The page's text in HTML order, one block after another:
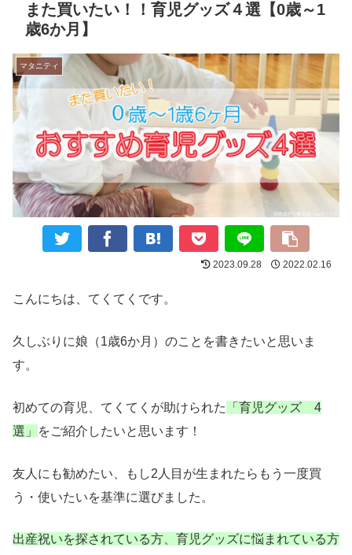
また買いたい！！育児グッズ４選【0歳～1
歳6か月】
マタニティ
2023.09.28 2022.02.16
こんにちは、てくてくです。
久しぶりに娘（1歳6か月）のことを書きたいと思いま
す。
初めての育児、 てくてくが助けられた
「育児グッズ 4
選」
をご紹介したいと思います！
友人にも勧めたい、もし2人目が生まれたらもう一度買
う・使いたいを基準に選びました。
出産祝いを探されている方、育児グッズに悩まれている方